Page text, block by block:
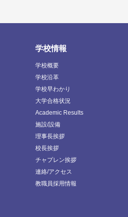
学校情報
学校概要
学校沿革
学校早わかり
大学合格状況
Academic Results
施設/設備
理事長挨拶
校長挨拶
チャプレン挨拶
連絡/アクセス
教職員採用情報